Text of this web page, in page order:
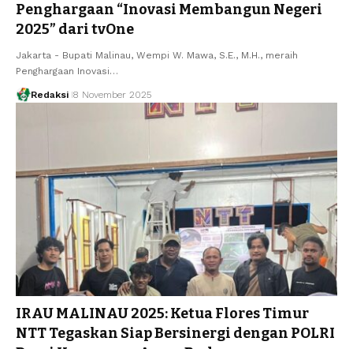
Penghargaan “Inovasi Membangun Negeri
2025” dari tvOne
Jakarta - Bupati Malinau, Wempi W. Mawa, S.E., M.H., meraih
Penghargaan Inovasi…
Redaksi 8 November 2025
IRAU MALINAU 2025: Ketua Flores Timur
NTT Tegaskan Siap Bersinergi dengan POLRI